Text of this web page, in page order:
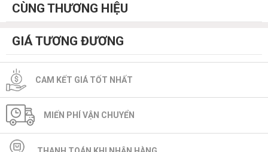
CÙNG THƯƠNG HIỆU
GIÁ TƯƠNG ĐƯƠNG
CAM KẾT GIÁ TỐT NHẤT
MIẾN PHÍ VẬN CHUYỂN